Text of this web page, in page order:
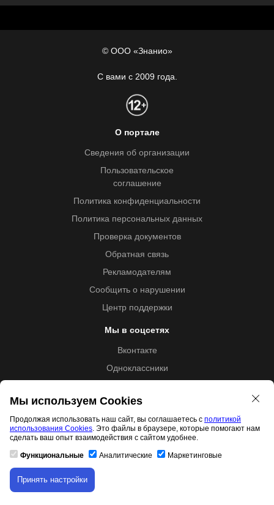
Скачивание материала доступно только для
авторизованных пользователей.
© ООО «Знанио»
С вами с 2009 года.
О портале
Сведения об организации
Пользовательское
соглашение
Политика конфиденциальности
Политика персональных данных
Проверка документов
Обратная связь
Рекламодателям
Сообщить о нарушении
Центр поддержки
Мы в соцсетях
Вконтакте
Одноклассники
Образовательная лицензия №5257 от 09.09.2020 (Л035-
01253-67/00192487)
Свидетельство правообладателя товарного знака 11.01.2017
Мы используем Cookies
Продолжая использовать наш сайт, вы соглашаетесь с политикой
использования Cookies. Это файлы в браузере, которые помогают нам
сделать ваш опыт взаимодействия с сайтом удобнее.
Функциональные Аналитические Маркетинговые
Принять настройки